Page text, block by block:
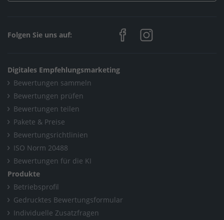
Folgen Sie uns auf:
Digitales Empfehlungsmarketing
Bewertungen sammeln
Bewertungen prüfen
Bewertungen teilen
Pakete & Preise
Bewertungsrichtlinien
ISO Norm 20488
Bewertungen für die KI
Produkte
Betriebsprofil
Gedrucktes Bewertungsformular
Individuelle Zusatzfragen